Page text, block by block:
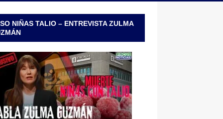
NIÑAS TALIO – ENTREVISTA ZULMA